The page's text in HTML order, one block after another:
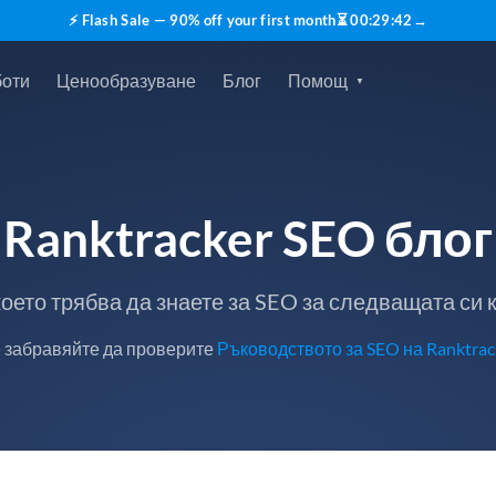
⚡ Flash Sale — 90% off your first month⏳00:29:42 →
Ценообразуване Блог Помощ
Ranktracker SEO блог
трябва да знаете за SEO за следващата си
да проверите Ръководството за SEO на